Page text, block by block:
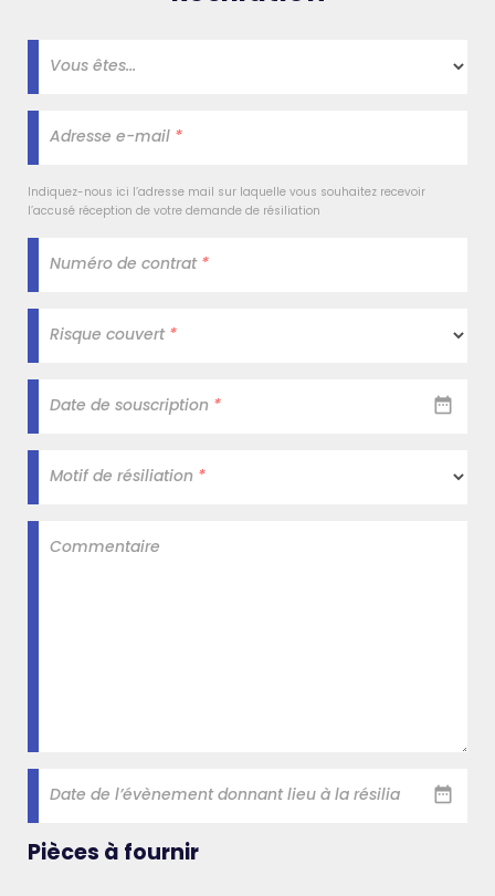
Vous êtes...
Adresse e-mail *
Indiquez-nous ici l’adresse mail sur laquelle vous souhaitez recevoir
l’accusé réception de votre demande de résiliation
Numéro de contrat *
Risque couvert *
Date de souscription *
Motif de résiliation *
Commentaire
Date de l’évènement donnant lieu à la résiliation *
Pièces à fournir